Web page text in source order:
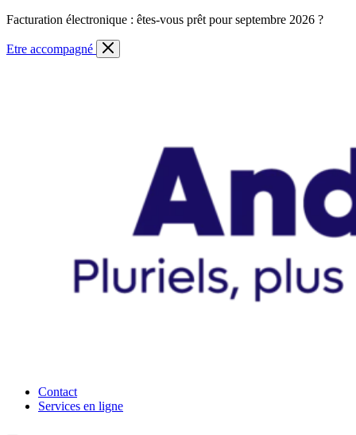
Skip
content
Facturation électronique : êtes-vous prêt pour septembre 2026 ?
Etre accompagné
Anderlaine | Conseil – Expert comptable – Avocat – Audit
Contact
Services en ligne